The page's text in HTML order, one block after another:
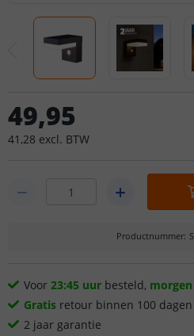
49,95
41 ,28 excl. BTW
Productnummer:
Voor 23:45 uur besteld, morgen
Gratis retour binnen 100 dagen
2 jaar garantie